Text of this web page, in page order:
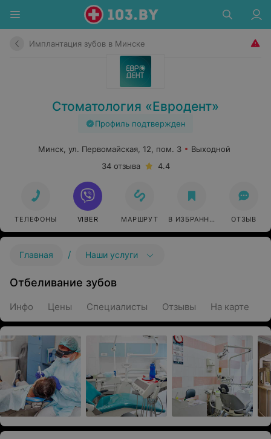
Имплантация зубов в Минске
Стоматология «Евродент»
Профиль подтвержден
Минск, ул. Первомайская, 12, пом. 3
Выходной
34 отзыва
4.4
ТЕЛЕФОНЫ VIBER МАРШРУТ В ИЗБРАННОЕ ОТЗЫВ
Главная / Наши услуги
Отбеливание зубов
Инфо Цены Специалисты Отзывы На карте